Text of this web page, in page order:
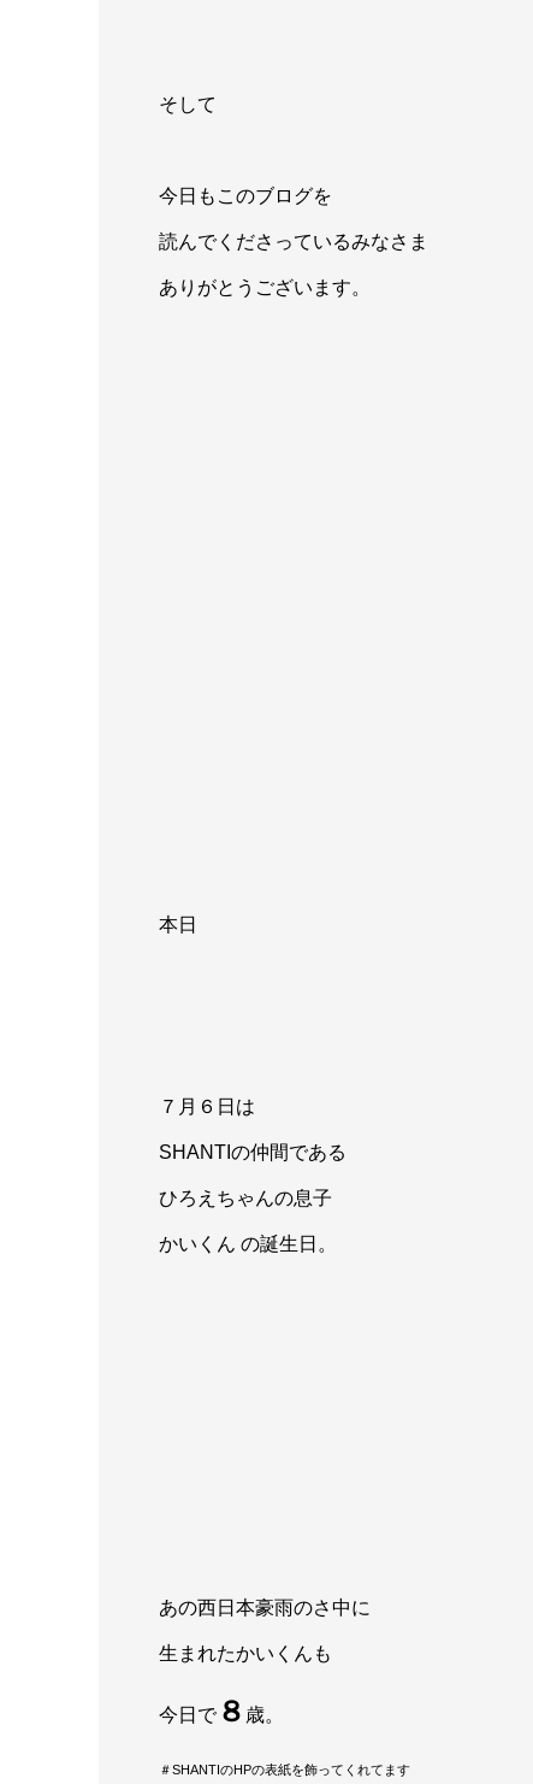
そして
今日もこのブログを
読んでくださっているみなさま
ありがとうございます。
本日
７月６日は
SHANTIの仲間である
ひろえちゃんの息子
かいくん の誕生日。
あの西日本豪雨のさ中に
生まれたかいくんも
今日で８ 歳。
＃SHANTIのHPの表紙を飾ってくれてます